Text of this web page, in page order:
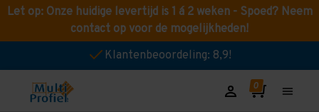
Let op: Onze huidige levertijd is 1 á 2 weken - Spoed? Neem
contact op voor de mogelijkheden!
Klantenbeoordeling: 8,9!